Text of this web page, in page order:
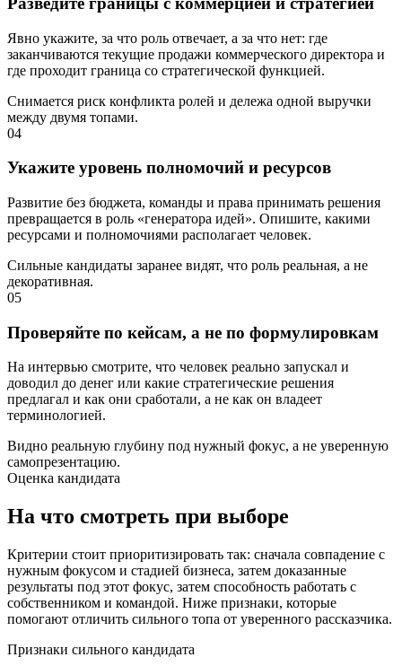
Явно укажите, за что роль отвечает, а за что нет: где
заканчиваются текущие продажи коммерческого директора и
где проходит граница со стратегической функцией.
Снимается риск конфликта ролей и дележа одной выручки
между двумя топами.
04
Укажите уровень полномочий и ресурсов
Развитие без бюджета, команды и права принимать решения
превращается в роль «генератора идей». Опишите, какими
ресурсами и полномочиями располагает человек.
Сильные кандидаты заранее видят, что роль реальная, а не
декоративная.
05
Проверяйте по кейсам, а не по формулировкам
На интервью смотрите, что человек реально запускал и
доводил до денег или какие стратегические решения
предлагал и как они сработали, а не как он владеет
терминологией.
Видно реальную глубину под нужный фокус, а не уверенную
самопрезентацию.
Оценка кандидата
На что смотреть при выборе
Критерии стоит приоритизировать так: сначала совпадение с
нужным фокусом и стадией бизнеса, затем доказанные
результаты под этот фокус, затем способность работать с
собственником и командой. Ниже признаки, которые
помогают отличить сильного топа от уверенного рассказчика.
Признаки сильного кандидата